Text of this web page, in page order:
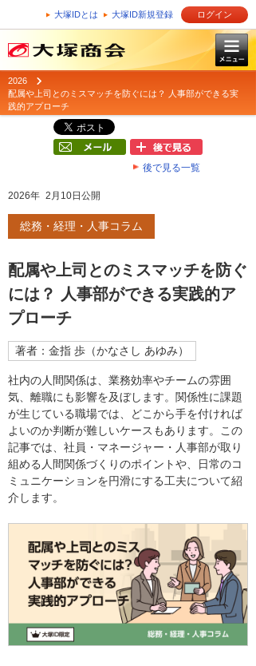
大塚IDとは 大塚ID新規登録 ログイン
2026
配属や上司とのミスマッチを防ぐには？ 人事部ができる実
践的アプローチ
後で見る一覧
2026年 2月10日公開
総務・経理・人事コラム
配属や上司とのミスマッチを防ぐ
には？ 人事部ができる実践的ア
プローチ
著者：金指 歩（かなさし あゆみ）
社内の人間関係は、業務効率やチームの雰囲
気、離職にも影響を及ぼします。関係性に課題
が生じている職場では、どこから手を付ければ
よいのか判断が難しいケースもあります。この
記事では、社員・マネージャー・人事部が取り
組める人間関係づくりのポイントや、日常のコ
ミュニケーションを円滑にする工夫について紹
介します。